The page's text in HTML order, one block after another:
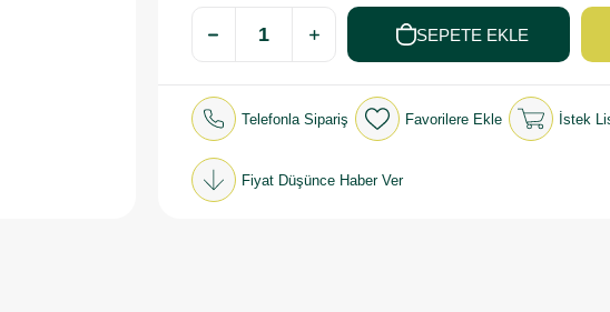
Telefonla Sipariş Favorilere Ekle İstek
Fiyat Düşünce Haber Ver